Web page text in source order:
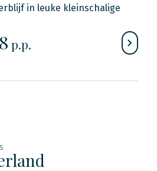
in leuke kleinschalige
p.p.